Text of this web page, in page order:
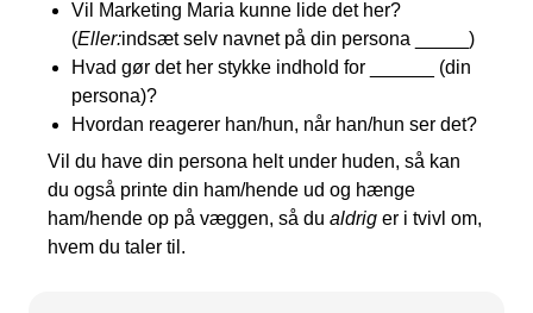
Vil Marketing Maria kunne lide det her?
(Eller:indsæt selv navnet på din persona _____)
Hvad gør det her stykke indhold for ______ (din
persona)?
Hvordan reagerer han/hun, når han/hun ser det?
Vil du have din persona helt under huden, så kan
du også printe din ham/hende ud og hænge
ham/hende op på væggen, så du aldrig er i tvivl om,
hvem du taler til.